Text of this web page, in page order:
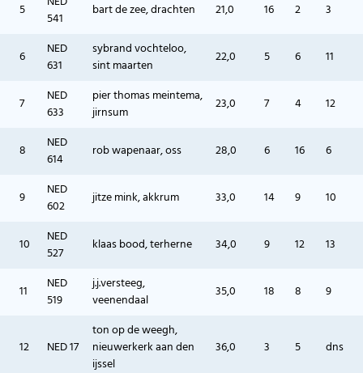
5
541
bart de zee, drachten 21,0 16 2 3
6
NED
631
sybrand vochteloo,
sint maarten
22,0 5 6 11
7
NED
633
pier thomas meintema,
jirnsum
23,0 7 4 12
8
NED
614
rob wapenaar, oss 28,0 6 16 6
9
NED
602
jitze mink, akkrum 33,0 14 9 10
10
NED
527
klaas bood, terherne 34,0 9 12 13
11
NED
519
j.j.versteeg,
veenendaal
35,0 18 8 9
12 NED 17
ton op de weegh,
nieuwerkerk aan den
ijssel
36,0 3 5 dns